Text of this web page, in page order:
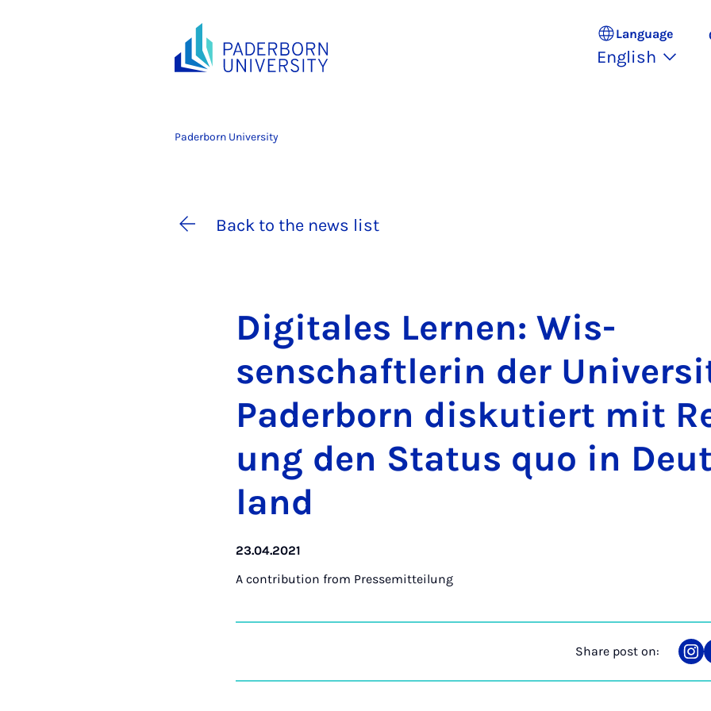
Language
English
Paderborn University
Back to the news list
Di­gitales Lernen: Wis­
senschaftler­in der
Pader­born disku­tiert mit
ung den Status quo in
land
23.04.2021
A contribution from Pressemitteilung
Share post on:
on